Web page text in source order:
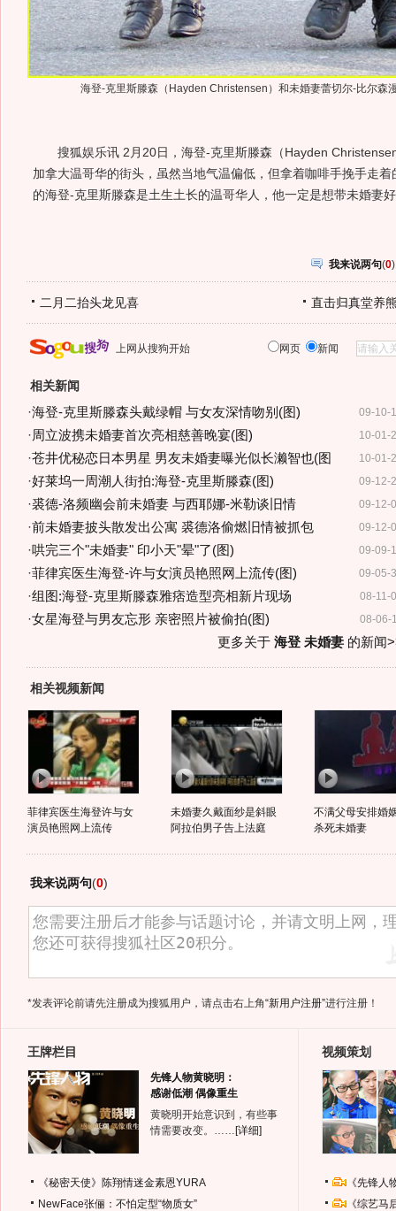
海登-克里斯滕森（Hayden Christensen）和未婚妻蕾切尔-比尔森
搜狐娱乐讯 2月20日，海登-克里斯滕森（Hayden
加拿大温哥华的街头，虽然当地气温偏低，但拿着咖啡手挽手走
的海登-克里斯滕森是土生土长的温哥华人，他一定是想带未婚妻
我来说两句(0)
二月二抬头龙见喜 直击归真堂养
上网从搜狗开始 网页 新闻
相关新闻
09-10-
·海登-克里斯滕森头戴绿帽 与女友深情吻别(图)
10-01-
·周立波携未婚妻首次亮相慈善晚宴(图)
10-01-
·苍井优秘恋日本男星 男友未婚妻曝光似长濑智也(图
09-12-
·好莱坞一周潮人街拍:海登-克里斯滕森(图)
09-12-
·裘德-洛频幽会前未婚妻 与西耶娜-米勒谈旧情
09-12-
·前未婚妻披头散发出公寓 裘德洛偷燃旧情被抓包
09-09-
·哄完三个"未婚妻" 印小天"晕"了(图)
09-05-
·菲律宾医生海登-许与女演员艳照网上流传(图)
08-11-
·组图:海登-克里斯滕森雅痞造型亮相新片现场
08-06-
·女星海登与男友忘形 亲密照片被偷拍(图)
更多关于 海登 未婚妻的新闻
相关视频新闻
菲律宾医生海登许与女
演员艳照网上流传
未婚妻久戴面纱是斜眼
阿拉伯男子告上法庭
不满父母安排婚
杀死未婚妻
我来说两句(0)
*发表评论前请先注册成为搜狐用户，请点击右上角“新用户注册”进行注册！
王牌栏目
先锋人物黄晓明：
感谢低潮 偶像重生
黄晓明开始意识到，有些事
情需要改变。…… [详细]
《秘密天使》陈翔情迷金素恩YURA
NewFace张俪：不怕定型“物质女”
视频策划
《先锋
《综艺